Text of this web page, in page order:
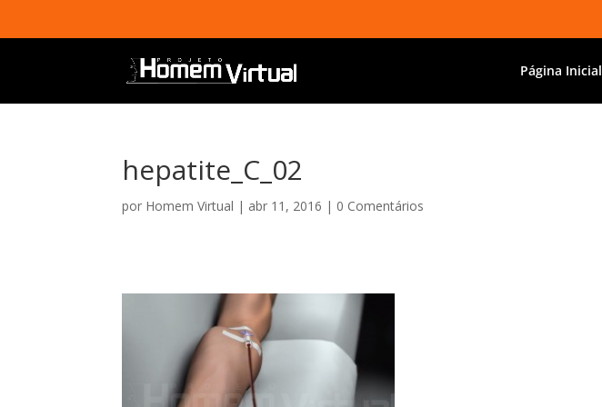
Página Inicial
hepatite_C_02
por Homem Virtual | abr 11, 2016 | 0 Comentários